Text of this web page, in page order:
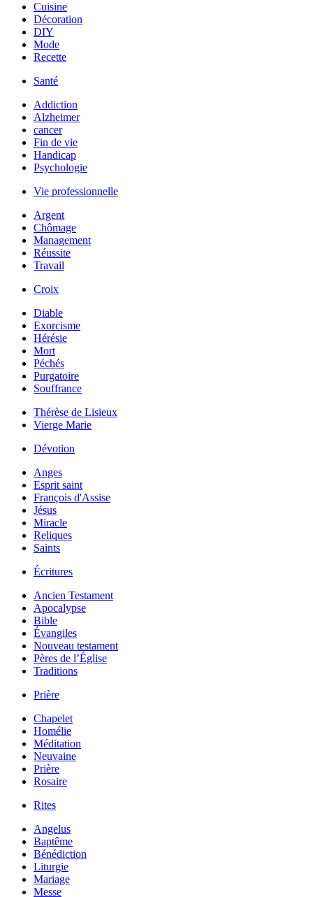
Cuisine
Décoration
DIY
Mode
Recette
Santé
Addiction
Alzheimer
cancer
Fin de vie
Handicap
Psychologie
Vie professionnelle
Argent
Chômage
Management
Réussite
Travail
Croix
Diable
Exorcisme
Hérésie
Mort
Péchés
Purgatoire
Souffrance
Thérèse de Lisieux
Vierge Marie
Dévotion
Anges
Esprit saint
François d'Assise
Jésus
Miracle
Reliques
Saints
Écritures
Ancien Testament
Apocalypse
Bible
Évangiles
Nouveau testament
Pères de l’Église
Traditions
Prière
Chapelet
Homélie
Méditation
Neuvaine
Prière
Rosaire
Rites
Angelus
Baptême
Bénédiction
Liturgie
Mariage
Messe